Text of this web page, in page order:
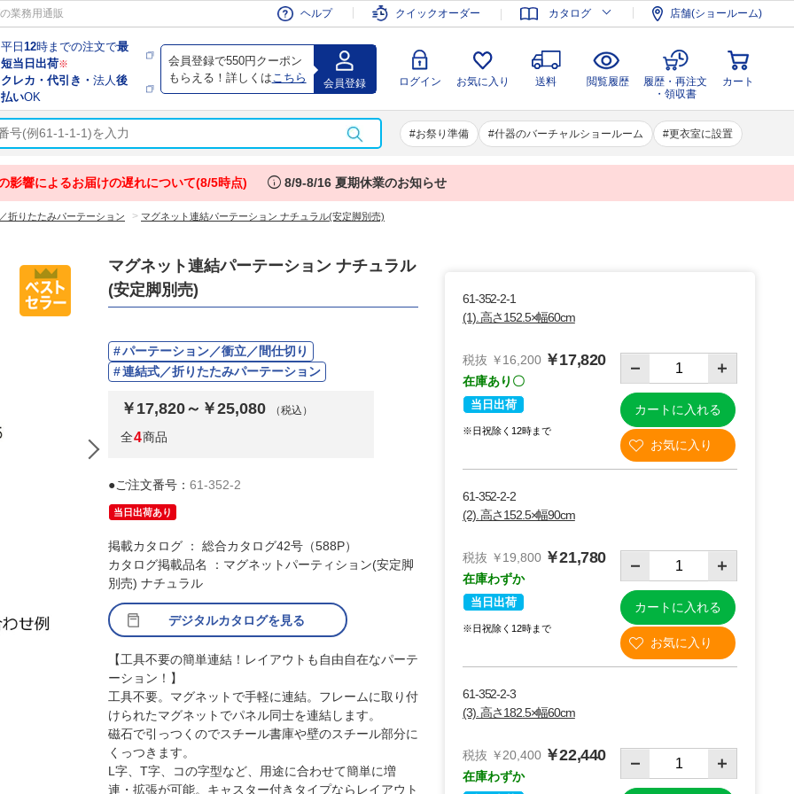
業務用通販 ヘルプ クイックオーダー カタログ 店舗(ショールーム)
平日 12時までの注文で最
短当日出荷※
クレカ・代引き・ 法人後
払いOK
会員登録で550円クーポン
もらえる！詳しくは こちら 会員登録 ログイン お気に入り 送料 閲覧履歴
履歴・再注文
・領収書
カート
お祭り準備 什器のバーチャルショールーム 更衣室に設置
会員登録 ログイン お気に入り 送料 閲覧履歴
履歴・再注文
・領収書
カート
影響によるお届けの遅れについて(8/5時点) info 8/9-8/16 夏期休業のお知らせ
折りたたみパーテーション > マグネット連結パーテーション ナチュラル(安定脚別売)
(3)H182.5×W60cm 組み合わせ例
マグネット連結パーテーション ナチュラル
(安定脚別売)
パーテーション／衝立／間仕切り
連結式／折りたたみパーテーション
￥17,820～￥25,080 （税込）
全4商品
●ご注文番号： 61-352-2
当日出荷あり
掲載カタログ ： 総合カタログ42号（588P）
デジタルカタログを見る
カタログ掲載品名 ：マグネットパーティション(安定脚
別売) ナチュラル
【工具不要の簡単連結！レイアウトも自由自在なパーテ
ーション！】
工具不要。マグネットで手軽に連結。フレームに取り付
けられたマグネットでパネル同士を連結します。
磁石で引っつくのでスチール書庫や壁のスチール部分に
くっつきます。
L字、T字、コの字型など、用途に合わせて簡単に増
連・拡張が可能。キャスター付きタイプならレイアウト
61-352-2-1
(1). 高さ152.5×幅60cm
税抜 ￥16,200 ￥17,820
在庫あり〇
当日出荷
※日祝除く12時まで
カートに入れる
61-352-2-2
(2). 高さ152.5×幅90cm
税抜 ￥19,800 ￥21,780
在庫わずか
当日出荷
※日祝除く12時まで
カートに入れる
61-352-2-3
(3). 高さ182.5×幅60cm
税抜 ￥20,400 ￥22,440
在庫わずか